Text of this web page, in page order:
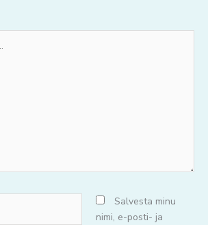
Salvesta minu
nimi, e-posti- ja